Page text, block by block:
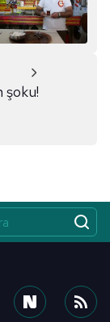
ve sitemizde
ilgili bilgi
şoku!